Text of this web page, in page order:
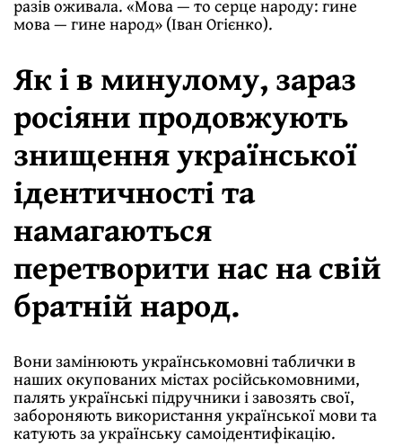
мова — гине народ» (Іван Огієнко).
Як і в минулому, зараз
росіяни продовжують
знищення української
ідентичності та
намагаються
перетворити нас на свій
братній народ.
Вони замінюють українськомовні таблички в
наших окупованих містах російськомовними,
палять українські підручники і завозять свої,
забороняють використання української мови та
катують за українську самоідентифікацію.